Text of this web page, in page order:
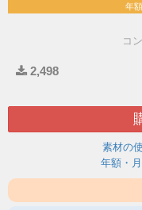
年
コ
2,498
素材の
年額・